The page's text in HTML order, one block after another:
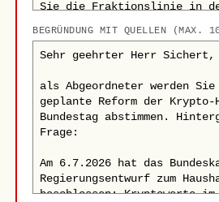
BEGRÜNDUNG MIT QUELLEN (MAX.